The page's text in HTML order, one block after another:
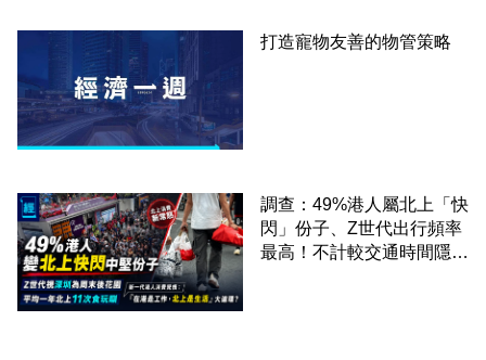
打造寵物友善的物管策略
調查：49%港人屬北上「快
閃」份子、Z世代出行頻率
最高！不計較交通時間隱形